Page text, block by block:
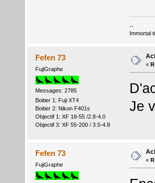
--
Immortal
Fefen 73
FujiGraphe
Messages: 2785
Boitier 1: Fuji XT4
Boitier 2: Nikon F401s
Objectif 1: XF 18-55 /2.8-4.0
Objectif 3: XF 55-200 / 3.5-4.8
«
Je
Fefen 73
FujiGraphe
«